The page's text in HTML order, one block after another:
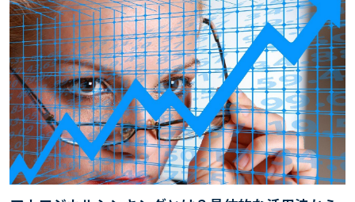
ョンを保つことが不可欠です。 そこで本記事では、産学連携のメリ
ットと注意点について詳しく解説します……